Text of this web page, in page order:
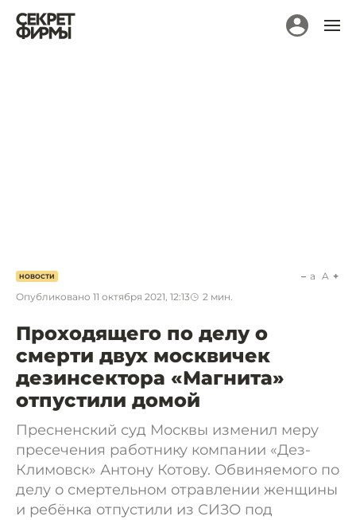
НОВОСТИ
Опубликовано 11 октября 2021, 12:13 2 мин.
a A
Проходящего по делу о
смерти двух москвичек
дезинсектора «Магнита»
отпустили домой
Пресненский суд Москвы изменил меру
пресечения работнику компании «Дез-
Климовск» Антону Котову. Обвиняемого по
делу о смертельном отравлении женщины
и ребёнка отпустили из СИЗО под